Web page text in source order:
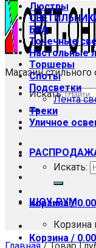
Магазин
Искать:
ШОУ-РУМ
Корзина / 0.00
Люстры
БРА
Точечные
Настольные
Торшеры
Споты
Подсветки
Лента
Треки
Уличное
Искать:
Корзина /0.00
Корзина